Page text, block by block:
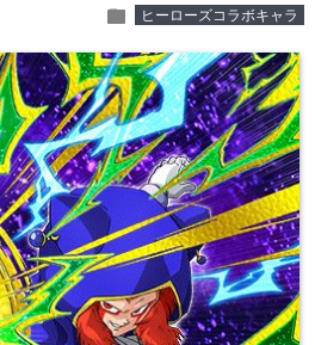
folder ヒーローズコラボキャラ